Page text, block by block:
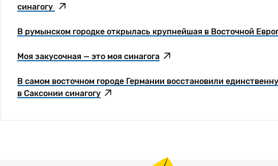
синагогу
В румынском городке открылась крупнейшая в Восточной
Моя закусочная — это моя синагога
В самом восточном городе Германии восстановили
в Саксонии синагогу